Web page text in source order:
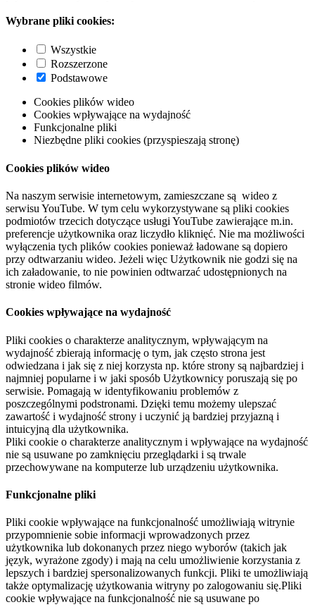
Wybrane pliki cookies:
Wszystkie
Rozszerzone
Podstawowe
Cookies plików wideo
Cookies wpływające na wydajność
Funkcjonalne pliki
Niezbędne pliki cookies (przyspieszają stronę)
Cookies plików wideo
Na naszym serwisie internetowym, zamieszczane są wideo z
serwisu YouTube. W tym celu wykorzystywane są pliki cookies
podmiotów trzecich dotyczące usługi YouTube zawierające m.in.
preferencje użytkownika oraz liczydło kliknięć. Nie ma możliwości
wyłączenia tych plików cookies ponieważ ładowane są dopiero
przy odtwarzaniu wideo. Jeżeli więc Użytkownik nie godzi się na
ich załadowanie, to nie powinien odtwarzać udostępnionych na
stronie wideo filmów.
Cookies wpływające na wydajność
Pliki cookies o charakterze analitycznym, wpływającym na
wydajność zbierają informację o tym, jak często strona jest
odwiedzana i jak się z niej korzysta np. które strony są najbardziej i
najmniej popularne i w jaki sposób Użytkownicy poruszają się po
serwisie. Pomagają w identyfikowaniu problemów z
poszczególnymi podstronami. Dzięki temu możemy ulepszać
zawartość i wydajność strony i uczynić ją bardziej przyjazną i
intuicyjną dla użytkownika.
Pliki cookie o charakterze analitycznym i wpływające na wydajność
nie są usuwane po zamknięciu przeglądarki i są trwale
przechowywane na komputerze lub urządzeniu użytkownika.
Funkcjonalne pliki
Pliki cookie wpływające na funkcjonalność umożliwiają witrynie
przypomnienie sobie informacji wprowadzonych przez
użytkownika lub dokonanych przez niego wyborów (takich jak
język, wyrażone zgody) i mają na celu umożliwienie korzystania z
lepszych i bardziej spersonalizowanych funkcji. Pliki te umożliwiają
także optymalizację użytkowania witryny po zalogowaniu się.Pliki
cookie wpływające na funkcjonalność nie są usuwane po